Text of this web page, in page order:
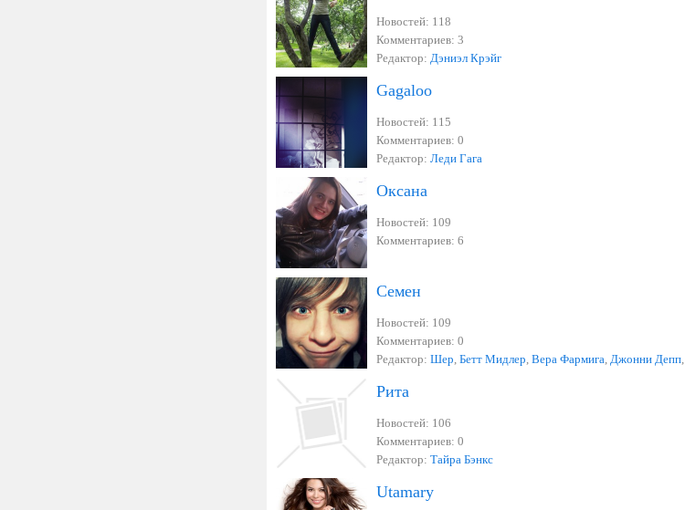
Новостей: 118
Комментариев: 3
Редактор: Дэниэл Крэйг
Gagaloo
Новостей: 115
Комментариев: 0
Редактор: Леди Гага
Оксана
Новостей: 109
Комментариев: 6
Семен
Новостей: 109
Комментариев: 0
Редактор: Шер, Бетт Мидлер, Вера Фармига, Джонни Депп,
Рита
Новостей: 106
Комментариев: 0
Редактор: Тайра Бэнкс
Utamary